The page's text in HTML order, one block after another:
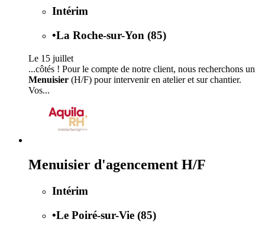
Intérim
•La Roche-sur-Yon (85)
Le 15 juillet
...côtés ! Pour le compte de notre client, nous recherchons un
Menuisier (H/F) pour intervenir en atelier et sur chantier.
Vos...
Menuisier d'agencement H/F
Intérim
•Le Poiré-sur-Vie (85)